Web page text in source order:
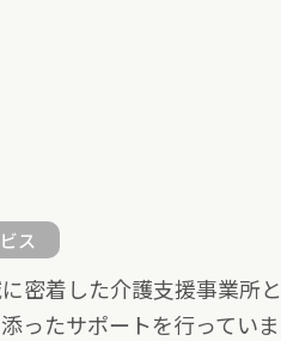
ス
密着した介護支援事業所
ったサポートを行ってい